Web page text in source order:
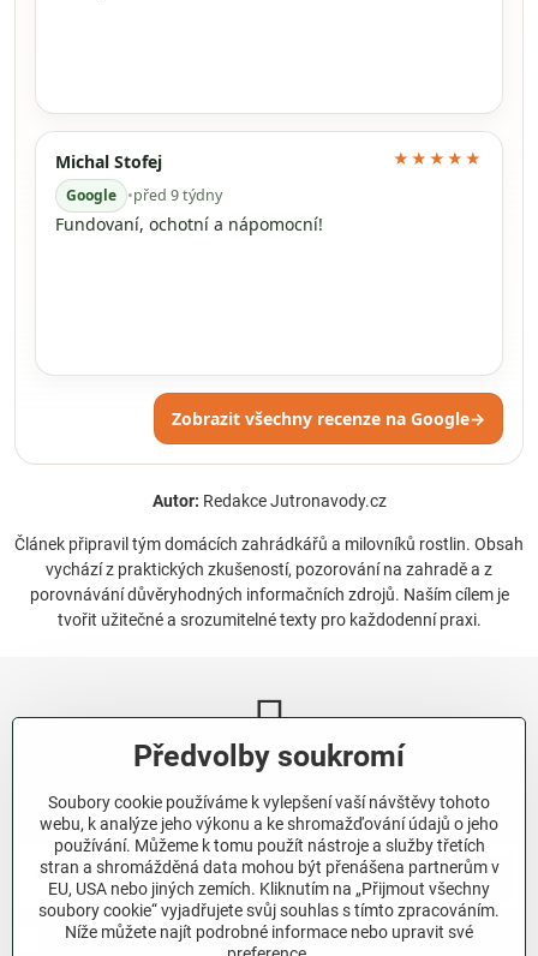
Michal Stofej
Google •před 9 týdny
★★★★★
Fundovaní, ochotní a nápomocní!
Zobrazit všechny recenze na Google→
Autor: Redakce Jutronavody.cz
Článek připravil tým domácích zahrádkářů a milovníků rostlin. Obsah
vychází z praktických zkušeností, pozorování na zahradě a z
porovnávání důvěryhodných informačních zdrojů. Naším cílem je
tvořit užitečné a srozumitelné texty pro každodenní praxi.
Newsletter
Odebírat naše novinky:
Odebírat
Chci se přihlásit k odběru novinek e-mailem.
Předvolby soukromí
Soubory cookie používáme k vylepšení vaší návštěvy tohoto
webu, k analýze jeho výkonu a ke shromažďování údajů o jeho
používání. Můžeme k tomu použít nástroje a služby třetích
stran a shromážděná data mohou být přenášena partnerům v
EU, USA nebo jiných zemích. Kliknutím na „Přijmout všechny
soubory cookie“ vyjadřujete svůj souhlas s tímto zpracováním.
Níže můžete najít podrobné informace nebo upravit své